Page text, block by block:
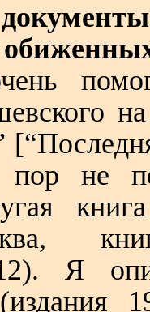
[
не
Я
(издания